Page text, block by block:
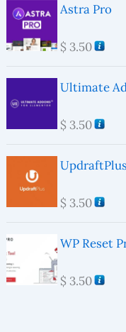
Astra Pro
$3.50
Ultimate
$3.50
UpdraftPlus
$3.50
WP Reset
$3.50